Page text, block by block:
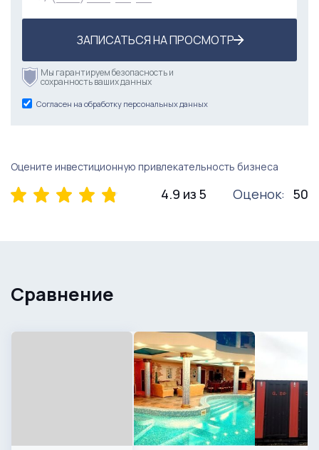
ЗАПИСАТЬСЯ НА ПРОСМОТР
Мы гарантируем безопасность и
сохранность ваших данных
Согласен на обработку персональных данных
Оцените инвестиционную привлекательность бизнеса
4.9 из 5 Оценок: 50
Сравнение